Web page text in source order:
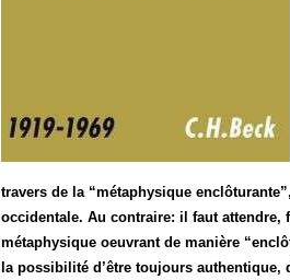
travers de la “métaphysique
occidentale. Au contraire: il faut attendre,
métaphysique oeuvrant de manière
la possibilité d’être toujours authentique,